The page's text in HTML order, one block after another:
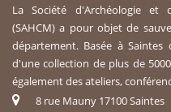
La Société d'Archéologie et
(SAHCM) a pour objet de
département. Basée à Saintes
d'une collection de plus de
également des ateliers,
8 rue Mauny 17100 Saintes